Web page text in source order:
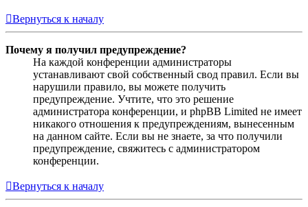
Вернуться к началу
Почему я получил предупреждение?
На каждой конференции администраторы
устанавливают свой собственный свод правил. Если вы
нарушили правило, вы можете получить
предупреждение. Учтите, что это решение
администратора конференции, и phpBB Limited не имеет
никакого отношения к предупреждениям, вынесенным
на данном сайте. Если вы не знаете, за что получили
предупреждение, свяжитесь с администратором
конференции.
Вернуться к началу